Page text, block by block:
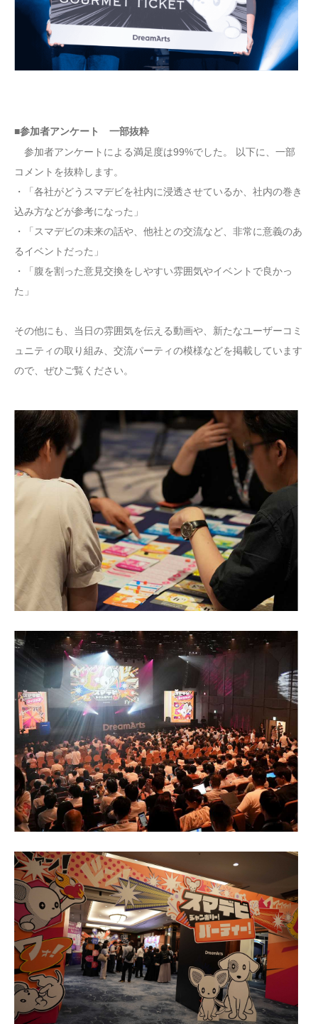
■参加者アンケート 一部抜粋
参加者アンケートによる満足度は99%でした。 以下に、一部
コメントを抜粋します。
・「各社がどうスマデビを社内に浸透させているか、社内の巻き
込み方などが参考になった」
・「スマデビの未来の話や、他社との交流など、非常に意義のあ
るイベントだった」
・「腹を割った意見交換をしやすい雰囲気やイベントで良かっ
た」
その他にも、当日の雰囲気を伝える動画や、新たなユーザーコミ
ュニティの取り組み、交流パーティの模様などを掲載しています
ので、ぜひご覧ください。